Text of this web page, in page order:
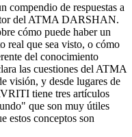
de respuestas a
del ATMA DARSHAN.
cómo puede haber un
real que sea visto, o cómo
del conocimiento
las cuestiones del ATMA
visión, y desde lugares de
tiene tres artículos
que son muy útiles
estos conceptos son